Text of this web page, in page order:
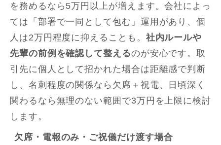
を務めるなら5万円以上が増えます。会社によっ
ては「部署で一同として包む」運用があり、個
人は2万円程度に抑えることも。 社内ルールや
先輩の前例を確認して整えるのが安心です。取
引先に個人として招かれた場合は距離感で判断
し、名刺程度の関係なら欠席＋祝電、日頃深く
関わるなら無理のない範囲で3万円を上限に検討
します。
欠席・電報のみ・ご祝儀だけ渡す場合